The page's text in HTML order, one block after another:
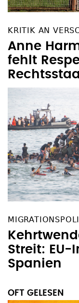
KRITIK AN
Anne
fehlt
Streit:
Spanien
OFT GELESEN